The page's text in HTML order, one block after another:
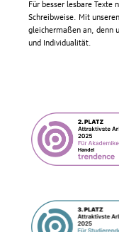
Für besser lesbare Texte
Schreibweise. Mit
gleichermaßen an, denn
und Individualität.